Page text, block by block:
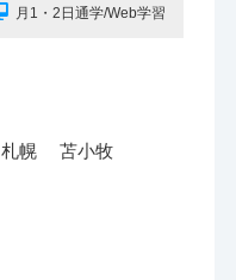
月1・2日通学/Web学習
札幌 苫小牧